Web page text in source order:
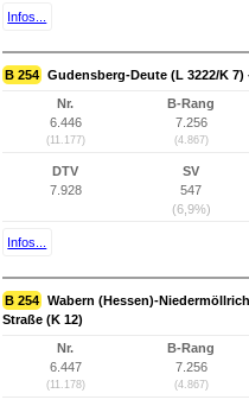
Infos...
B 254 Gudensberg-Deute (L 3222/K
Nr.
6.446
(11.177)
B-Rang
7.256
(4.867)
DTV
7.928
SV
547
(6,9%)
Infos...
B 254 Wabern (Hessen)-
Straße (K 12)
Nr.
6.447
(11.178)
B-Rang
7.256
(4.867)